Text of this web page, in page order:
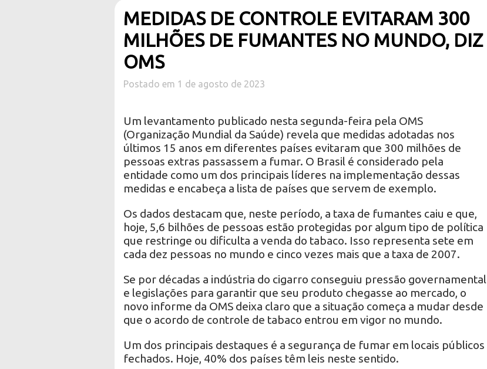
MEDIDAS DE CONTROLE EVITARAM 300
MILHÕES DE FUMANTES NO MUNDO, DIZ
OMS
Postado em 1 de agosto de 2023
Um levantamento publicado nesta segunda-feira pela OMS
(Organização Mundial da Saúde) revela que medidas adotadas nos
últimos 15 anos em diferentes países evitaram que 300 milhões de
pessoas extras passassem a fumar. O Brasil é considerado pela
entidade como um dos principais líderes na implementação dessas
medidas e encabeça a lista de países que servem de exemplo.
Os dados destacam que, neste período, a taxa de fumantes caiu e que,
hoje, 5,6 bilhões de pessoas estão protegidas por algum tipo de política
que restringe ou dificulta a venda do tabaco. Isso representa sete em
cada dez pessoas no mundo e cinco vezes mais que a taxa de 2007.
Se por décadas a indústria do cigarro conseguiu pressão governamental
e legislações para garantir que seu produto chegasse ao mercado, o
novo informe da OMS deixa claro que a situação começa a mudar desde
que o acordo de controle de tabaco entrou em vigor no mundo.
Um dos principais destaques é a segurança de fumar em locais públicos
fechados. Hoje, 40% dos países têm leis neste sentido.